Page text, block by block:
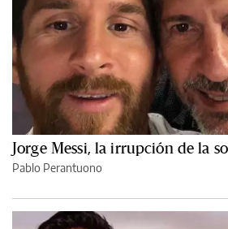
Jorge Messi, la irrupción de la
Pablo Perantuono